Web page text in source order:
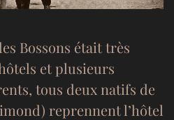
Bossons était très
et plusieurs
tous deux natifs de
reprennent l’hôtel